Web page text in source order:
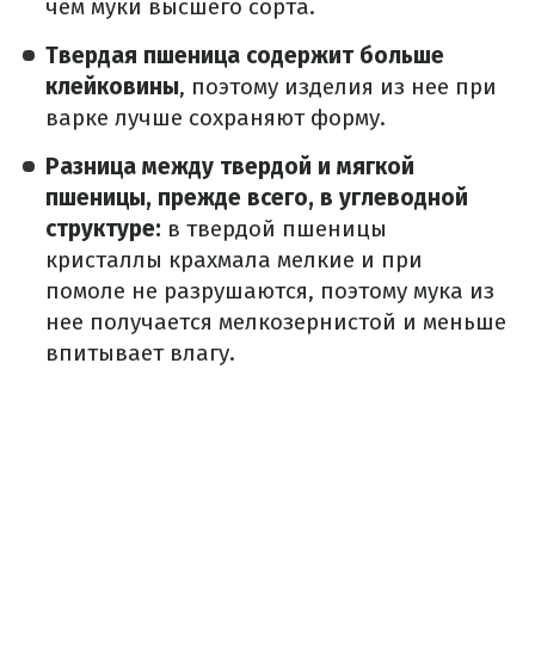
чем муки высшего сорта.
Твердая пшеница содержит больше
клейковины, поэтому изделия из нее при
варке лучше сохраняют форму.
Разница между твердой и мягкой
пшеницы, прежде всего, в углеводной
структуре: в твердой пшеницы
кристаллы крахмала мелкие и при
помоле не разрушаются, поэтому мука из
нее получается мелкозернистой и меньше
впитывает влагу.